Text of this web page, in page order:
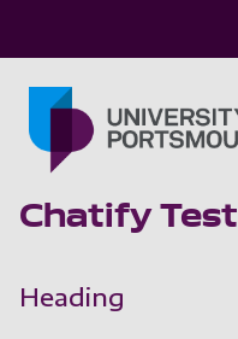
Chatify Test
Heading